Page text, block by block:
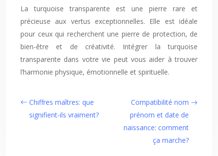
La turquoise transparente est une pierre rare et
précieuse aux vertus exceptionnelles. Elle est idéale
pour ceux qui recherchent une pierre de protection, de
bien-être et de créativité. Intégrer la turquoise
transparente dans votre vie peut vous aider à trouver
l’harmonie physique, émotionnelle et spirituelle.
Chiffres maîtres: que
signifient-ils vraiment?
Compatibilité nom
prénom et date de
naissance: comment
ça marche?